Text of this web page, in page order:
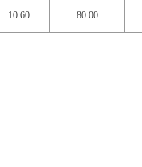
10.60 80.00